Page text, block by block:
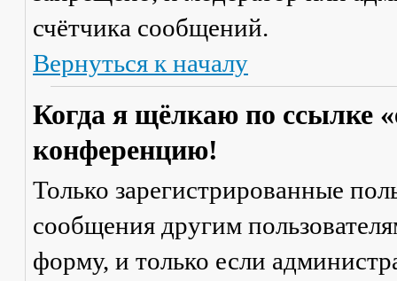
счётчика сообщений.
Вернуться к началу
Когда я щёлкаю по ссылке
конференцию!
Только зарегистрированные
сообщения другим
форму, и только если